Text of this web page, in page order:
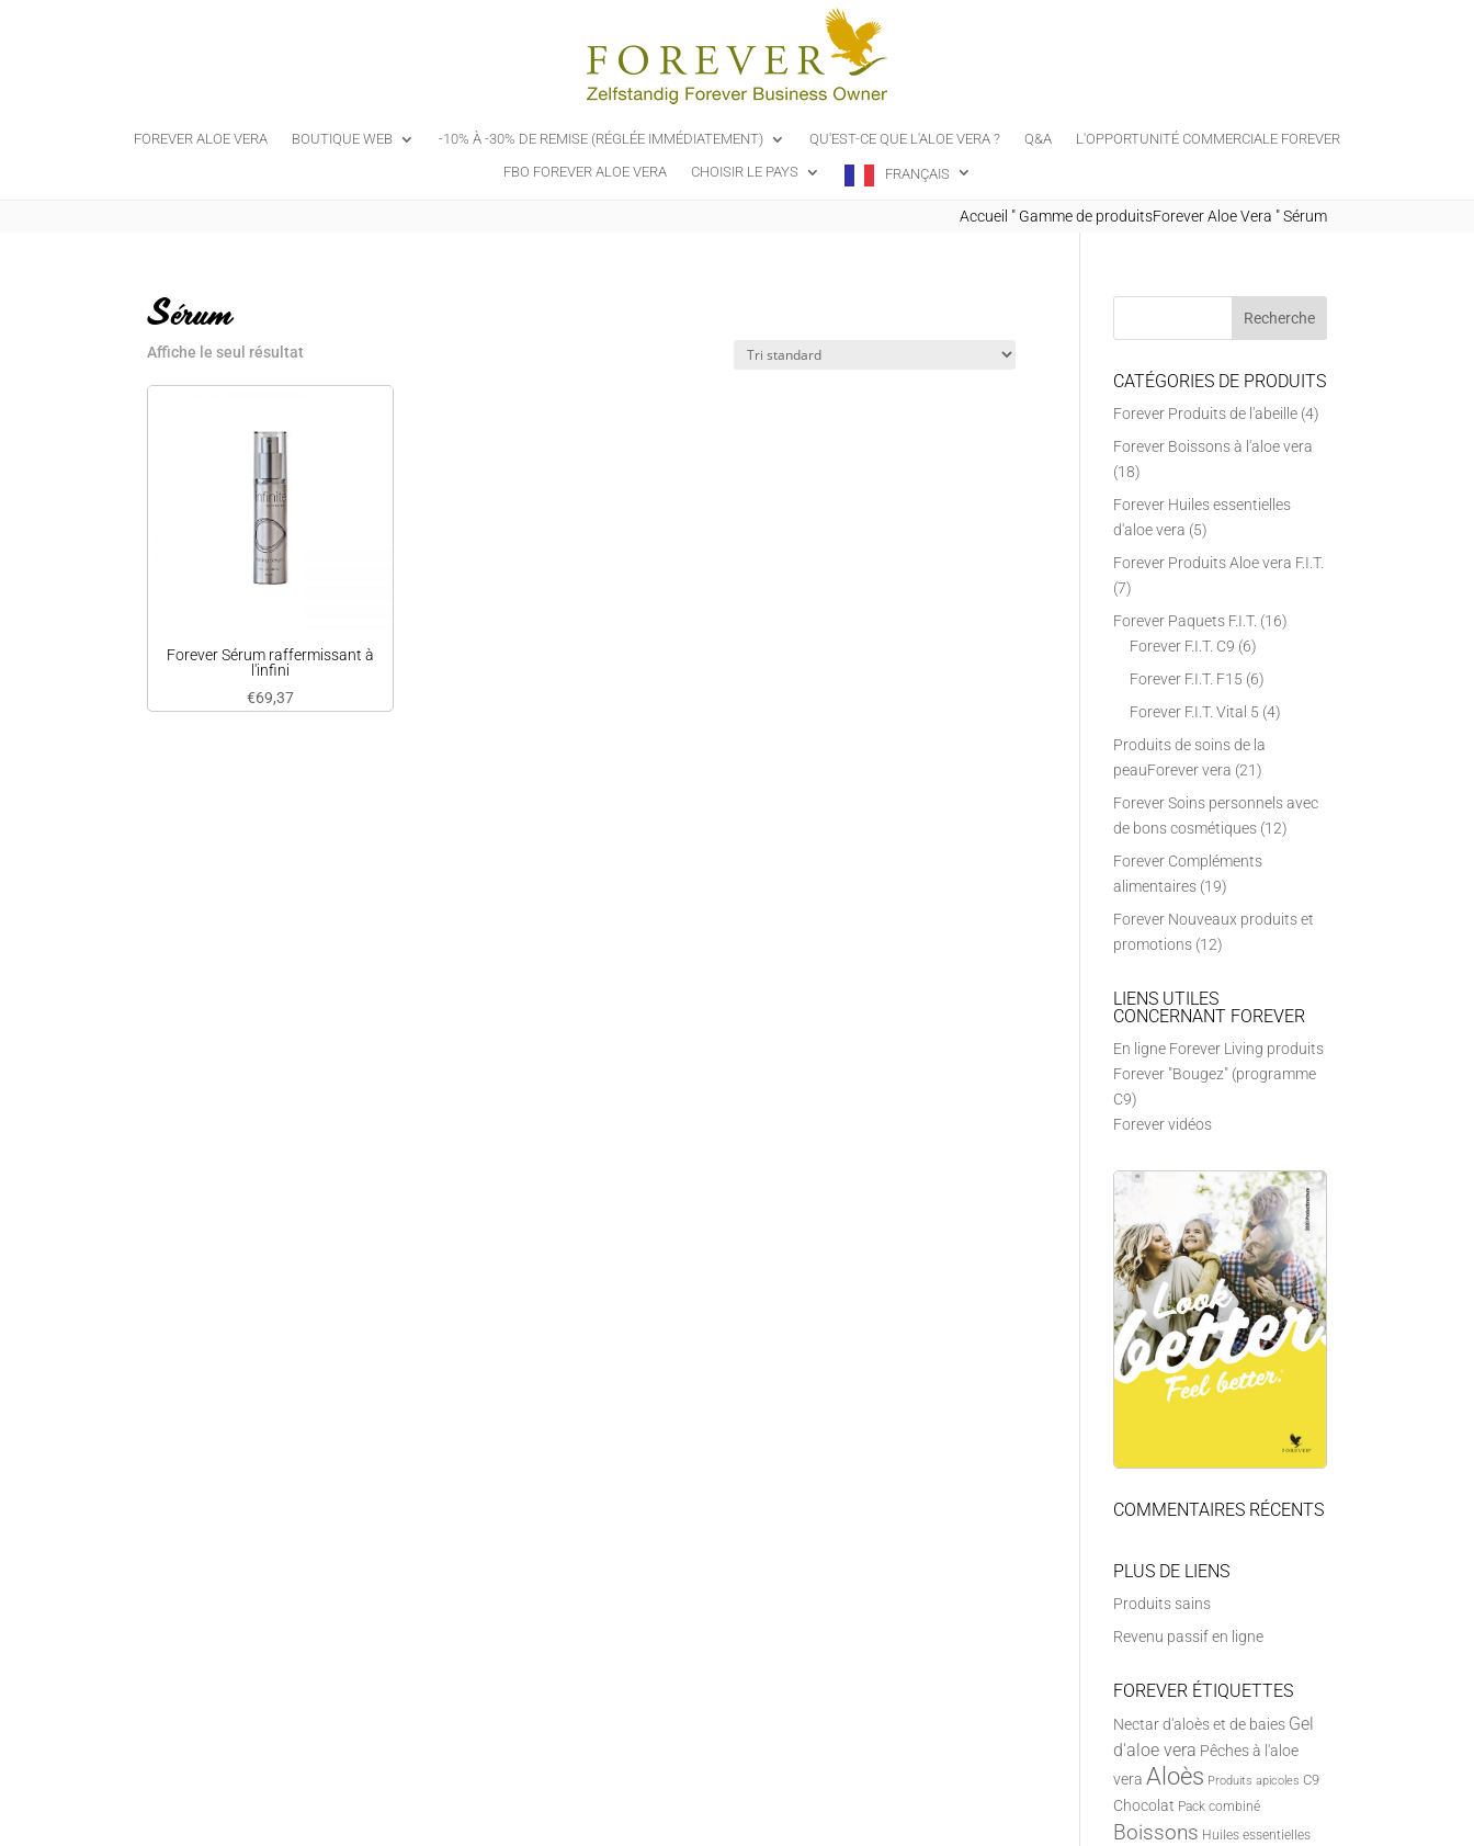
FOREVER ALOE VERA BOUTIQUE WEB -10% À -30% DE REMISE (RÉGLÉE IMMÉDIATEMENT) QU'EST-CE QUE L'ALOE VERA ? Q&A
L'OPPORTUNITÉ COMMERCIALE FOREVER
FBO FOREVER ALOE VERA
CHOISIR LE PAYS FRANÇAIS
Accueil " Gamme de produitsForever Aloe Vera "Sérum
Sérum
Affiche le seul résultat
Forever Sérum raffermissant à
l'infini
€69,37
CATÉGORIES DE PRODUITS
Forever Produits de l'abeille (4)
Forever Boissons à l'aloe vera
(18)
Forever Huiles essentielles
d'aloe vera (5)
Forever Produits Aloe vera F.I.T.
(7)
Forever Paquets F.I.T. (16)
Forever F.I.T. C9 (6)
Forever F.I.T. F15 (6)
Forever F.I.T. Vital 5 (4)
Produits de soins de la
peauForever vera (21)
Forever Soins personnels avec
de bons cosmétiques (12)
Forever Compléments
alimentaires (19)
Forever Nouveaux produits et
promotions (12)
LIENS UTILES
CONCERNANT FOREVER
En ligne Forever Living produits
Forever "Bougez" (programme
C9)
Forever vidéos
COMMENTAIRES RÉCENTS
PLUS DE LIENS
Produits sains
Revenu passif en ligne
FOREVER ÉTIQUETTES
Nectar d'aloès et de baies Gel
d'aloe vera Pêches à l'aloe
vera Aloès Produits apicoles C9
Chocolat Pack combiné
Boissons Huiles essentielles